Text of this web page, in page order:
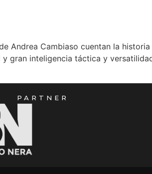
Andrea Cambiaso cuentan la
y gran inteligencia táctica y
PARTNER